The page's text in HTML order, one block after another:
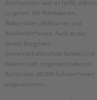
durchspielen, was es heißt, wählen
zu gehen. Mit Wahlkabinen,
Wählerlisten, Wahlurnen und
Wahlhelfer*innen. Auch an der
Gretel-Bergmann
Gemeinschaftsschule fanden U16-
Wahlen statt. Insgesamt haben in
Berlin über 20.000 Schüler*innen
teilgenommen.